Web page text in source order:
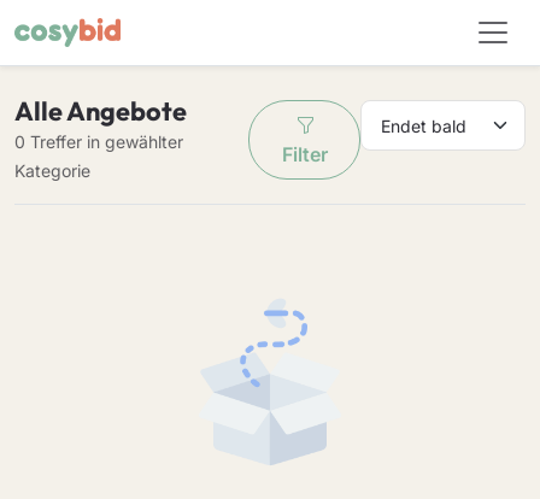
Alle Angebote
0 Treffer in gewählter
Kategorie
Filter